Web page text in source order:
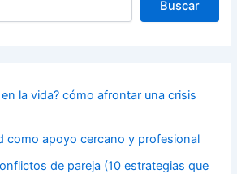
Buscar
la vida? cómo afrontar una crisis
como apoyo cercano y profesional
de pareja (10 estrategias que